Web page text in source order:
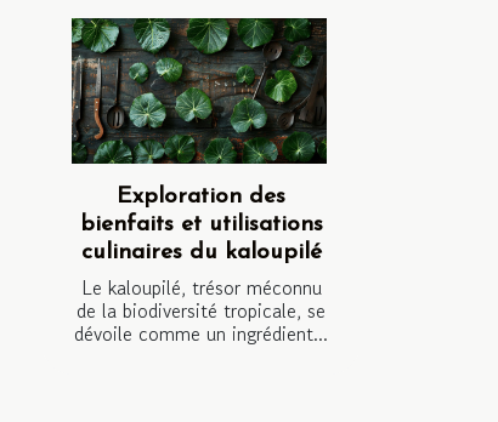
Exploration des
bienfaits et utilisations
culinaires du kaloupilé
Le kaloupilé, trésor méconnu
de la biodiversité tropicale, se
dévoile comme un ingrédient...